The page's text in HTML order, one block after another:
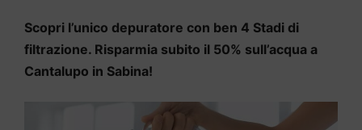
Scopri l’unico depuratore con ben 4 Stadi di
filtrazione. Risparmia subito il 50% sull’acqua a
Cantalupo in Sabina!